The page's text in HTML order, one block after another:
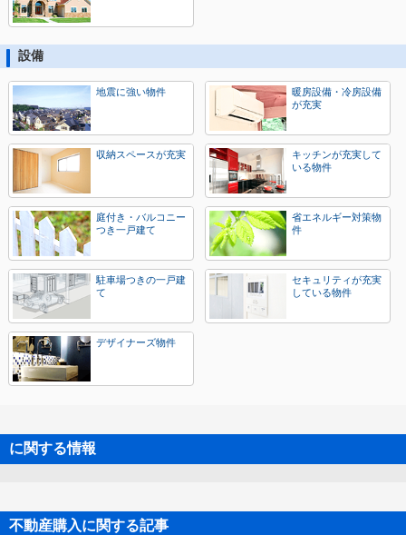
設備
地震に強い物件
暖房設備・冷房設備
が充実
収納スペースが充実
キッチンが充実して
いる物件
庭付き・バルコニー
つき一戸建て
省エネルギー対策物
件
駐車場つきの一戸建
て
セキュリティが充実
している物件
デザイナーズ物件
に関する情報
不動産購入に関する記事